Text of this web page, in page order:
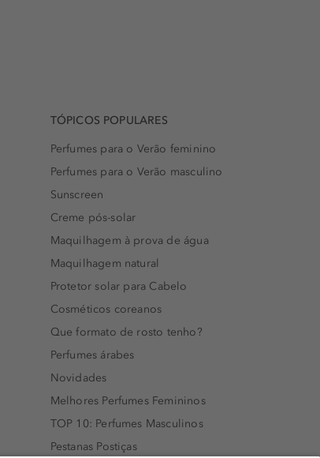
TÓPICOS POPULARES
Perfumes para o Verão feminino
Perfumes para o Verão masculino
Sunscreen
Creme pós-solar
Maquilhagem à prova de água
Maquilhagem natural
Protetor solar para Cabelo
Cosméticos coreanos
Que formato de rosto tenho?
Perfumes árabes
Novidades
Melhores Perfumes Femininos
TOP 10: Perfumes Masculinos
Pestanas Postiças